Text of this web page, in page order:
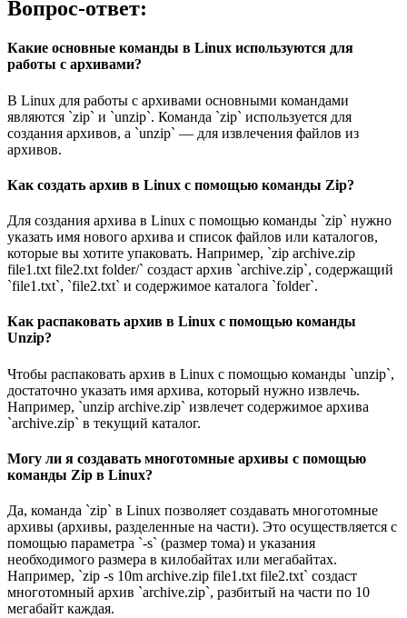
Вопрос-ответ:
Какие основные команды в Linux используются для
работы с архивами?
В Linux для работы с архивами основными командами
являются `zip` и `unzip`. Команда `zip` используется для
создания архивов, а `unzip` — для извлечения файлов из
архивов.
Как создать архив в Linux с помощью команды Zip?
Для создания архива в Linux с помощью команды `zip` нужно
указать имя нового архива и список файлов или каталогов,
которые вы хотите упаковать. Например, `zip archive.zip
file1.txt file2.txt folder/` создаст архив `archive.zip`, содержащий
`file1.txt`, `file2.txt` и содержимое каталога `folder`.
Как распаковать архив в Linux с помощью команды
Unzip?
Чтобы распаковать архив в Linux с помощью команды `unzip`,
достаточно указать имя архива, который нужно извлечь.
Например, `unzip archive.zip` извлечет содержимое архива
`archive.zip` в текущий каталог.
Могу ли я создавать многотомные архивы с помощью
команды Zip в Linux?
Да, команда `zip` в Linux позволяет создавать многотомные
архивы (архивы, разделенные на части). Это осуществляется с
помощью параметра `-s` (размер тома) и указания
необходимого размера в килобайтах или мегабайтах.
Например, `zip -s 10m archive.zip file1.txt file2.txt` создаст
многотомный архив `archive.zip`, разбитый на части по 10
мегабайт каждая.